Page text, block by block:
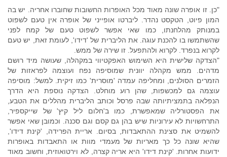
"כן. זו אופרה שונה מאוד מכל האופרות החשובות שחוברו אחריה. יש בה
המון פיוט, הטקסט נהדר. ליברטו אופייני של אופרה אין טעם לשפוט
במנותק מהלחנתו, כמו שאי אפשר לשפוט טעם של קמח לפני
שהשתמשו בו להכנת עוגה. את הליברית של 'דידו', לעומת זאת, יש טעם
לקרוא בנפרד. לקרוא ולהתפעל. זו שירה של ממש.
"הצדקה שלישית היא השימוש האפקטיווי במקהלה, שעושה מיד רושם
מדהים. ממש מקהלה יוונית שמוסיפה נפח ועוצמה לפראזות של
הזמרים הסולנים, ומחליפה עמדה 'מוסרית' כמו זיקית. למשל: מוסיפה
עוצמה גם למכשפות, שהן רוע מוחלט. הצדקה נוספת היא הדרך
הנפלאה בתמציתיותה שבה פרסל וכותב הליברית מהללים את הטבע,
את הפסטורליה שמאפשרת, כמו ב'חלום ליל קיץ' של שייקספיר,
התרחשויות לא עירוניות שיש בהן גם קסם וגם סכנה. וכמובן שאי אפשר
להשמיט את סצינת ההתאבדות, בסיום. אריית הפרידה, 'קינת דידו',
שהיא שונה כל כך מאריות של מעמדי מוות או התאבדות באופרות
ידועות אחרות. 'קינת דידו' היא אריה קצרה, לא וירטואוזית, וחשוב מאוד